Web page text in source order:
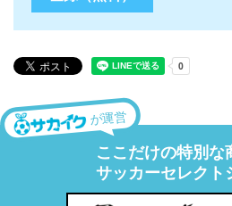
が運営
ここだけの特別な
サッカーセレクト